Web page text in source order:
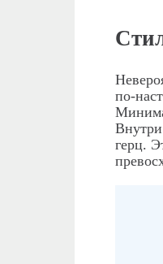
по-
герц.